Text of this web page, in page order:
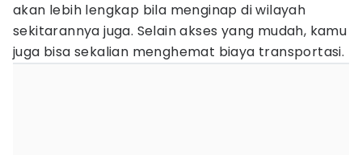
akan lebih lengkap bila menginap di wilayah
sekitarannya juga. Selain akses yang mudah, kamu
juga bisa sekalian menghemat biaya transportasi.